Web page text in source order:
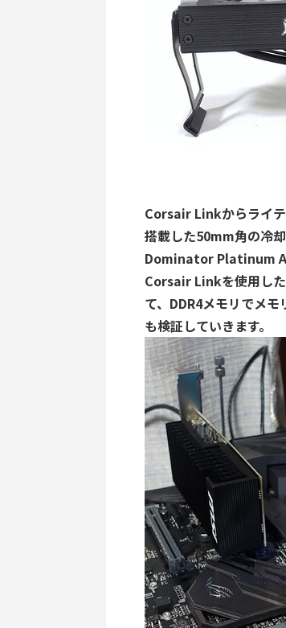
Corsair Linkからライ
搭載した50mm角の冷
Dominator Platinum
Corsair Linkを使用し
て、DDR4メモリでメ
も検証していきます。